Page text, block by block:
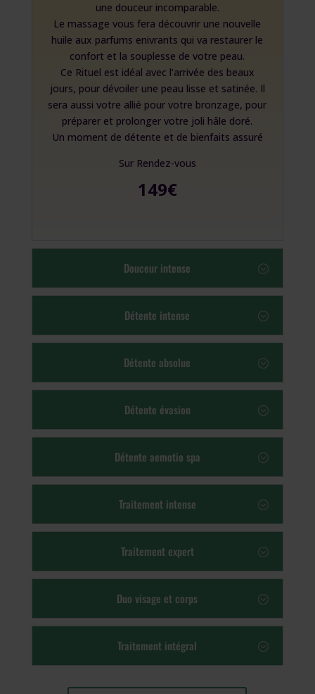
une douceur incomparable.
Le massage vous fera découvrir une nouvelle
huile aux parfums enivrants qui va restaurer le
confort et la souplesse de votre peau.
Ce Rituel est idéal avec l’arrivée des beaux
jours, pour dévoiler une peau lisse et satinée. Il
sera aussi votre allié pour votre bronzage, pour
préparer et prolonger votre joli hâle doré.
Un moment de détente et de bienfaits assuré
Sur Rendez-vous
149€
Douceur intense
Détente intense
Détente absolue
Détente évasion
Détente aemotio spa
Traitement intense
Traitement expert
Duo visage et corps
Traitement intégral